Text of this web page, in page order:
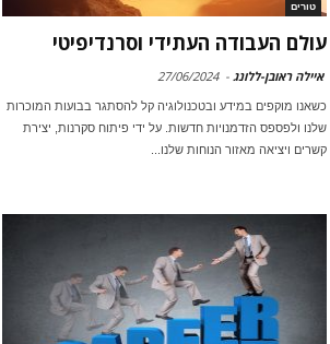
טורים
עולם העבודה העתידי וסרנדיפיטי
איילה ראובן-ללונג -
27/06/2024
כשאנו מוקפים במידע ובטכנולוגיה קל להסתגר בבועות המוכרות
שלנו ולפספס הזדמנויות חדשות. על ידי פיתוח סקרנות, יצירת
קשרים ויציאה מאזור הנוחות שלנו...